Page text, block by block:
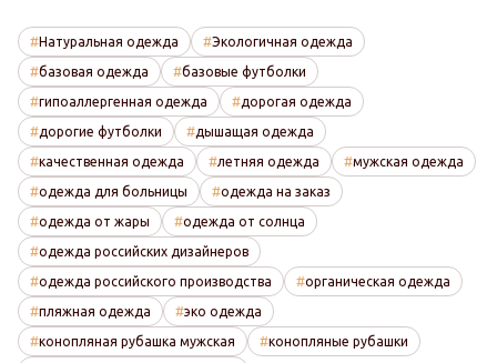
Натуральная одежда Экологичная одежда
базовая одежда базовые футболки
гипоаллергенная одежда дорогая одежда
дорогие футболки дышащая одежда
качественная одежда летняя одежда мужская одежда
одежда для больницы одежда на заказ
одежда от жары одежда от солнца
одежда российских дизайнеров
одежда российского производства органическая одежда
пляжная одежда эко одежда
конопляная рубашка мужская конопляные рубашки